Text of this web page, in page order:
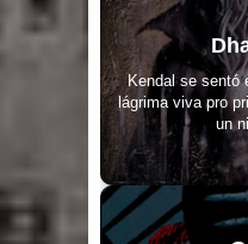
Kendal se sentó
lágrima viva pro
un